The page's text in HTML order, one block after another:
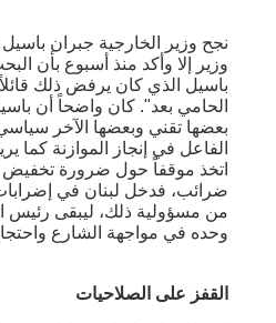
نجح وزير الخارجية جبران
وزير إلا وأكد منذ أسبوع بأن
باسيل الذي كان يرفض ذلك
الحامي بعد". كان واضحاً أن
بعضها تقني وبعضها الآخر
الفاعل في إنجاز الموازنة كما
اتخذ موقفاً حول ضرورة تخفيض
ضرائب، فدخل لبنان في
من مسؤولية ذلك، ليبقى رئيس
وحده في مواجهة الشارع
القفز على الصلاحيات